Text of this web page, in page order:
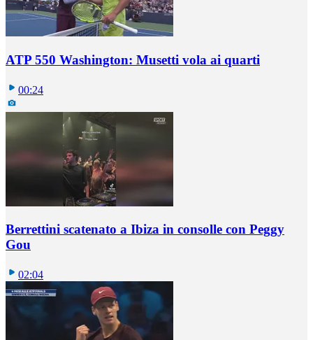
ATP 550 Washington: Musetti vola ai quarti
00:24
Berrettini scatenato a Ibiza in consolle con Peggy
Gou
02:04